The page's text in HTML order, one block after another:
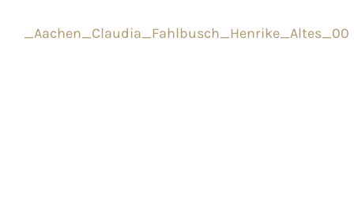
_Aachen_Claudia_Fahlbusch_Henrike_Altes_00